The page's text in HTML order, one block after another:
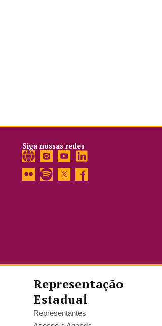
Siga nossas redes
Representação
Estadual
Representantes